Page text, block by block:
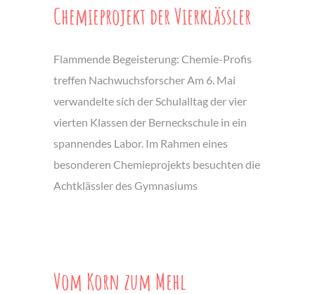
Chemieprojekt der Vierklässler
Flammende Begeisterung: Chemie-Profis
treffen Nachwuchsforscher Am 6. Mai
verwandelte sich der Schulalltag der vier
vierten Klassen der Berneckschule in ein
spannendes Labor. Im Rahmen eines
besonderen Chemieprojekts besuchten die
Achtklässler des Gymnasiums
Vom Korn zum Mehl